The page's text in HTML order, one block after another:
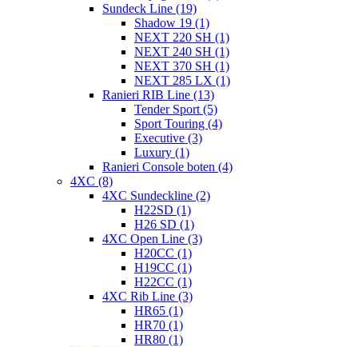
Sundeck Line (19)
Shadow 19 (1)
NEXT 220 SH (1)
NEXT 240 SH (1)
NEXT 370 SH (1)
NEXT 285 LX (1)
Ranieri RIB Line (13)
Tender Sport (5)
Sport Touring (4)
Executive (3)
Luxury (1)
Ranieri Console boten (4)
4XC (8)
4XC Sundeckline (2)
H22SD (1)
H26 SD (1)
4XC Open Line (3)
H20CC (1)
H19CC (1)
H22CC (1)
4XC Rib Line (3)
HR65 (1)
HR70 (1)
HR80 (1)